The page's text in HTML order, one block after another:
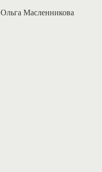
Ольга Масленникова